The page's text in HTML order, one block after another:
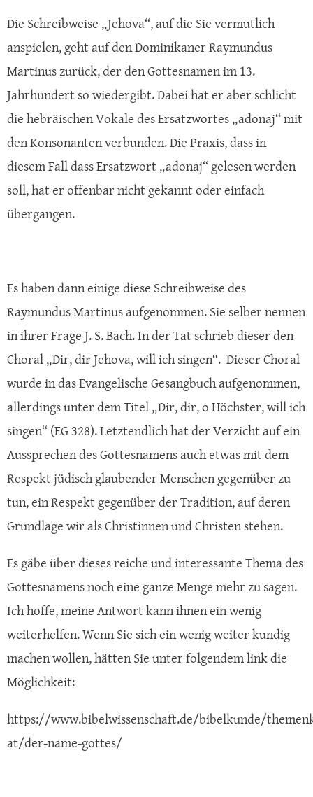
Die Schreibweise „Jehova“, auf die Sie vermutlich
anspielen, geht auf den Dominikaner Raymundus
Martinus zurück, der den Gottesnamen im 13.
Jahrhundert so wiedergibt. Dabei hat er aber schlicht
die hebräischen Vokale des Ersatzwortes „adonaj“ mit
den Konsonanten verbunden. Die Praxis, dass in
diesem Fall dass Ersatzwort „adonaj“ gelesen werden
soll, hat er offenbar nicht gekannt oder einfach
übergangen.
Es haben dann einige diese Schreibweise des
Raymundus Martinus aufgenommen. Sie selber nennen
in ihrer Frage J. S. Bach. In der Tat schrieb dieser den
Choral „Dir, dir Jehova, will ich singen“. Dieser Choral
wurde in das Evangelische Gesangbuch aufgenommen,
allerdings unter dem Titel „Dir, dir, o Höchster, will ich
singen“ (EG 328). Letztendlich hat der Verzicht auf ein
Aussprechen des Gottesnamens auch etwas mit dem
Respekt jüdisch glaubender Menschen gegenüber zu
tun, ein Respekt gegenüber der Tradition, auf deren
Grundlage wir als Christinnen und Christen stehen.
Es gäbe über dieses reiche und interessante Thema des
Gottesnamens noch eine ganze Menge mehr zu sagen.
Ich hoffe, meine Antwort kann ihnen ein wenig
weiterhelfen. Wenn Sie sich ein wenig weiter kundig
machen wollen, hätten Sie unter folgendem link die
Möglichkeit:
https://www.bibelwissenschaft.de/bibelkunde/
at/der-name-gottes/